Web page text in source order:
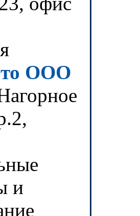
ООО
и